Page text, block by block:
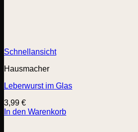
Schnellansicht
Hausmacher
Leberwurst im Glas
3,99 €
In den Warenkorb